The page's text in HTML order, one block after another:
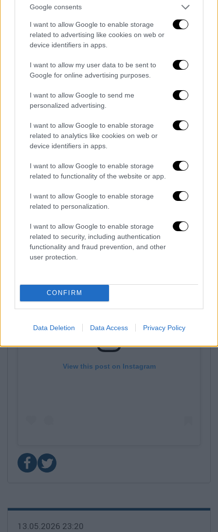
Google consents
I want to allow Google to enable storage
related to advertising like cookies on web or
device identifiers in apps.
I want to allow my user data to be sent to
Google for online advertising purposes.
I want to allow Google to send me
personalized advertising.
I want to allow Google to enable storage
related to analytics like cookies on web or
device identifiers in apps.
I want to allow Google to enable storage
related to functionality of the website or app.
I want to allow Google to enable storage
related to personalization.
I want to allow Google to enable storage
related to security, including authentication
functionality and fraud prevention, and other
user protection.
CONFIRM
Data Deletion Data Access Privacy Policy
13.05.2026 23:27
-. Ηνωμένο Βασίλειο - LOOK MUM NO
COMPUTER - Eins, Zwei, Drei
Άβολο σκηνικό, κακό τραγούδι και η τελευταία
Και την αξίζουν.
View this post on Instagram
13.05.2026 23:20